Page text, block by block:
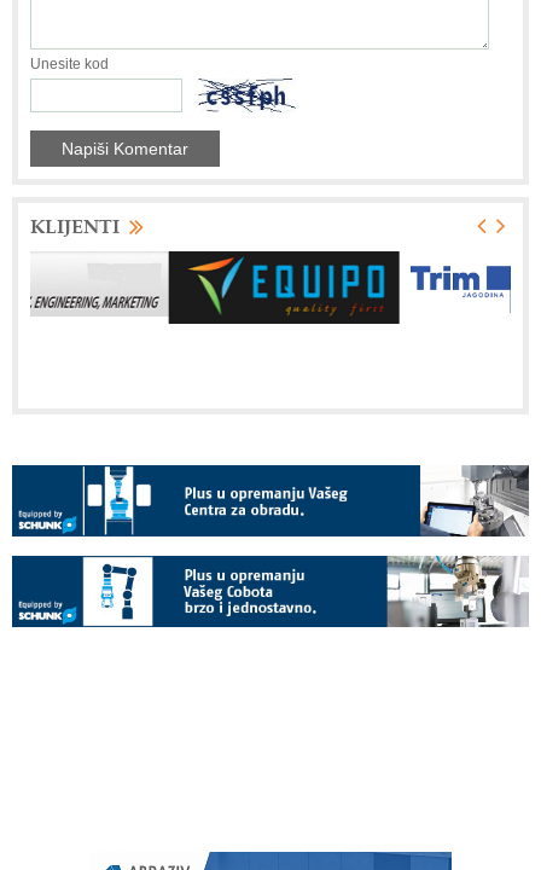
Unesite kod
KLIJENTI